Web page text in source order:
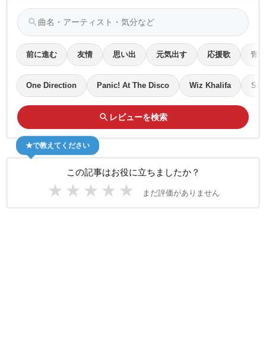
search
前に進む 友情 思い出 元気出す 応援歌 青春
One Direction Panic! At The Disco Wiz Khalifa
search レビューを検索
この記事はお役に立ちましたか？
★ ★ ★ ★ ★ まだ評価がありません
★で教えてください